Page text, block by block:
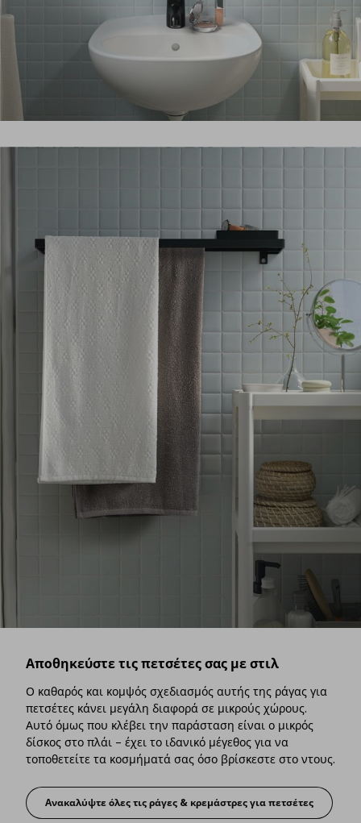
Αποθηκεύστε τις πετσέτες σας με στιλ
Ο καθαρός και κομψός σχεδιασμός αυτής της ράγας για
πετσέτες κάνει μεγάλη διαφορά σε μικρούς χώρους.
Αυτό όμως που κλέβει την παράσταση είναι ο μικρός
δίσκος στο πλάι – έχει το ιδανικό μέγεθος για να
τοποθετείτε τα κοσμήματά σας όσο βρίσκεστε στο ντους.
Αποθηκεύστε τις πετσέτες σας με
Ανακαλύψτε όλες τις ράγες & κρεμάστρες για πετσέτες